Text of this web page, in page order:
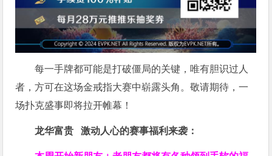
每一手牌都可能是打破僵局的关键，唯有胆识过人
者，方可在这场金戒指大赛中崭露头角。敬请期待，一
场扑克盛事即将拉开帷幕！
龙华富贵 激动人心的赛事福利来袭：